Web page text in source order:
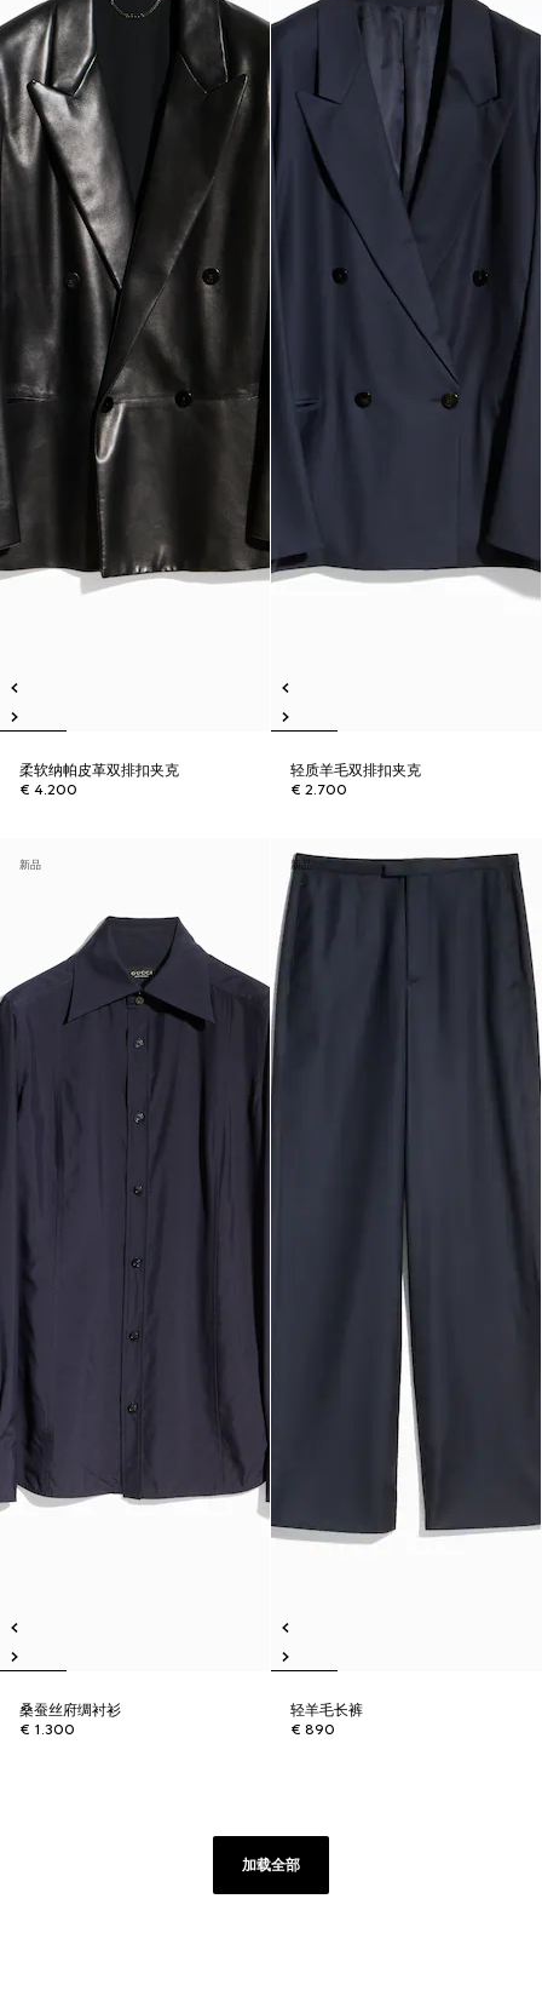
柔软纳帕皮革双排扣夹克
€ 4.200
轻质羊毛双排扣夹克
€ 2.700
新品
桑蚕丝府绸衬衫
€ 1.300
新品
轻羊毛长裤
€ 890
加载全部